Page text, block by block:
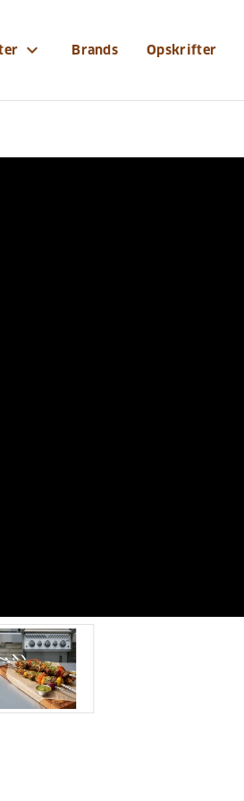
expand_more Brands Opskrifter